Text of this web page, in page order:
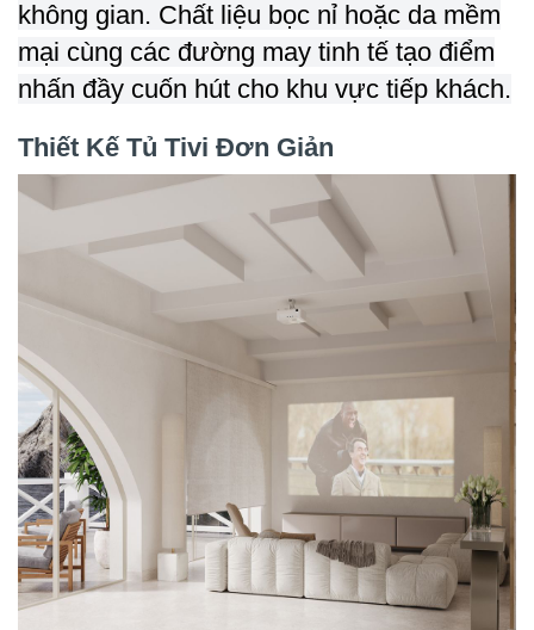
không gian. Chất liệu bọc nỉ hoặc da mềm
mại cùng các đường may tinh tế tạo điểm
nhấn đầy cuốn hút cho khu vực tiếp khách.
Thiết Kế Tủ Tivi Đơn Giản